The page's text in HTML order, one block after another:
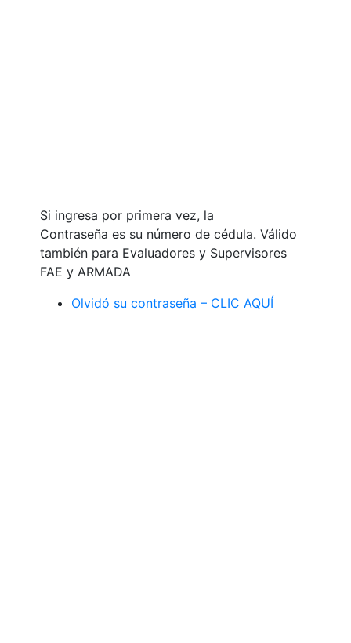
Si ingresa por primera vez, la
Contraseña es su número de cédula. Válido
también para Evaluadores y Supervisores
FAE y ARMADA
Olvidó su contraseña – CLIC AQUÍ